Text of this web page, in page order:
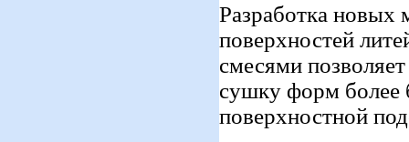
Разработка новых
поверхностей
смесями
сушку форм более
поверхностной